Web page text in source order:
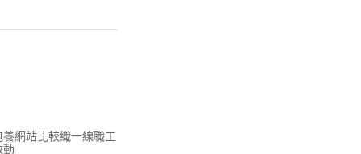
網站比較織一線職工